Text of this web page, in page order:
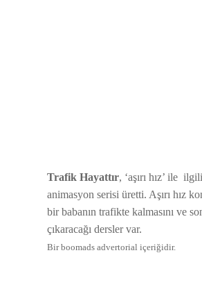
Trafik Hayattır, ‘aşırı hız’ ile
animasyon serisi üretti. Aşırı hız
bir babanın trafikte kalmasını ve
çıkaracağı dersler var.
Bir boomads advertorial içeriğidir.